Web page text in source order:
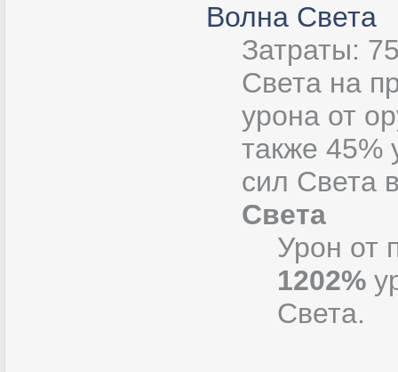
Волна Света
Затраты:
Света на
урона от
также 45%
сил Света
Света
Урон от
1202%
Света.